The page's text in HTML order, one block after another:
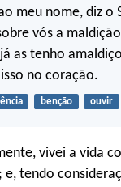
meu nome, diz o
vós a
as tenho
no coração.
benção ouvir
vivei a vida
tendo